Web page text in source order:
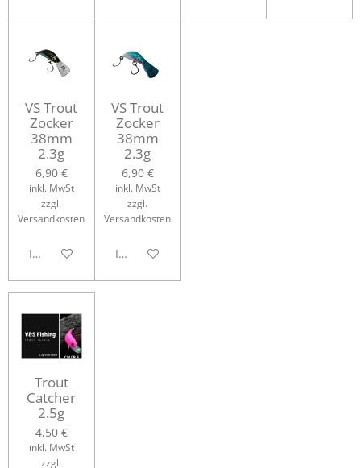
VS Trout
Zocker
38mm
2.3g
6,90 €
inkl. MwSt
zzgl.
Versandkosten
In den Warenkorb
VS Trout
Zocker
38mm
2.3g
6,90 €
inkl. MwSt
zzgl.
Versandkosten
In den Warenkorb
Trout
Catcher
2.5g
4,50 €
inkl. MwSt
zzgl.